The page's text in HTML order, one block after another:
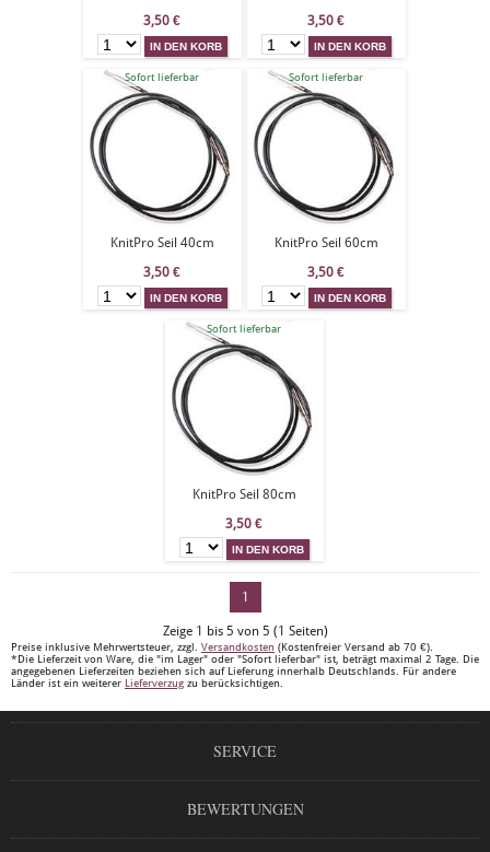
3,50 €
3,50 €
Sofort lieferbar
KnitPro Seil 40cm
3,50 €
Sofort lieferbar
KnitPro Seil 60cm
3,50 €
Sofort lieferbar
KnitPro Seil 80cm
3,50 €
1
Zeige 1 bis 5 von 5 (1 Seiten)
Preise inklusive Mehrwertsteuer, zzgl. Versandkosten (Kostenfreier Versand ab 70 €).
*Die Lieferzeit von Ware, die "im Lager" oder "Sofort lieferbar" ist, beträgt maximal 2 Tage. Die
angegebenen Lieferzeiten beziehen sich auf Lieferung innerhalb Deutschlands. Für andere
Länder ist ein weiterer Lieferverzug zu berücksichtigen.
SERVICE
BEWERTUNGEN